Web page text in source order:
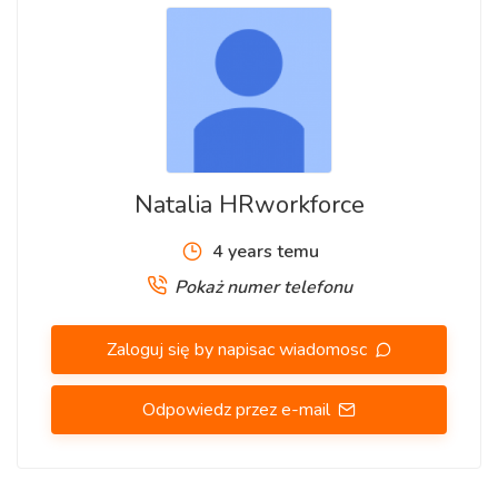
(+/-1h) po około 4-6h
- umiejętność obsługi skanera i wózka paletowego będzie
- rozładunek i załadunek towaru
- drobne czynności porządkowe oraz różnego rodzaju
Zainteresowanych prosimy o przesyłanie cv za
pośrednictwem formularza aplikacyjnego. Skontaktujemy się
telefonicznie z wybranymi kandydatami.
Natalia HRworkforce
4 years temu
Pokaż numer telefonu
Zaloguj się by napisac wiadomosc
Odpowiedz przez e-mail